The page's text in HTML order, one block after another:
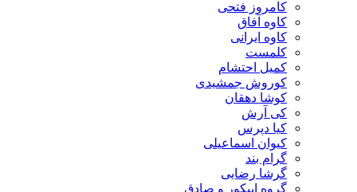
کامروز فتحی
کاوه آفاق
کاوه ایرانی
کلمست
کمیل احتشام
کوروش جمشیدی
کوشا دهقان
کی آرش
کیا دپرس
کیوان اسماعیلی
گرام بند
گرشا رضایی
گروه اپیکور و صادق